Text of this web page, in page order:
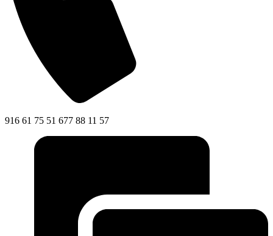
916 61 75 51 677 88 11 57